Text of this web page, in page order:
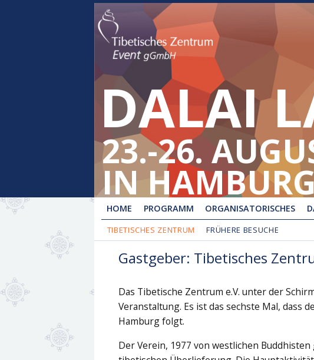
DALAI
23.-26.
IN HAMBURG
HOME PROGRAMM ORGANISATORISCHES
TIBETISCHES ZENTRUM FRÜHERE BESUCHE
Gastgeber: Tibetisches
Das Tibetische Zentrum e.V. unter der
Veranstaltung. Es ist das sechste Mal, dass
Hamburg folgt.
Der Verein, 1977 von westlichen